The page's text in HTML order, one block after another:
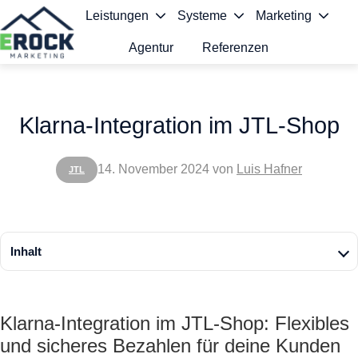
Leistungen Systeme Marketing
Agentur Referenzen
JTL
Klarna-Integration im JTL-Shop
14. November 2024 von Luis Hafner
Inhalt
Klarna-Integration im JTL-Shop: Flexibles
und sicheres Bezahlen für deine Kunden